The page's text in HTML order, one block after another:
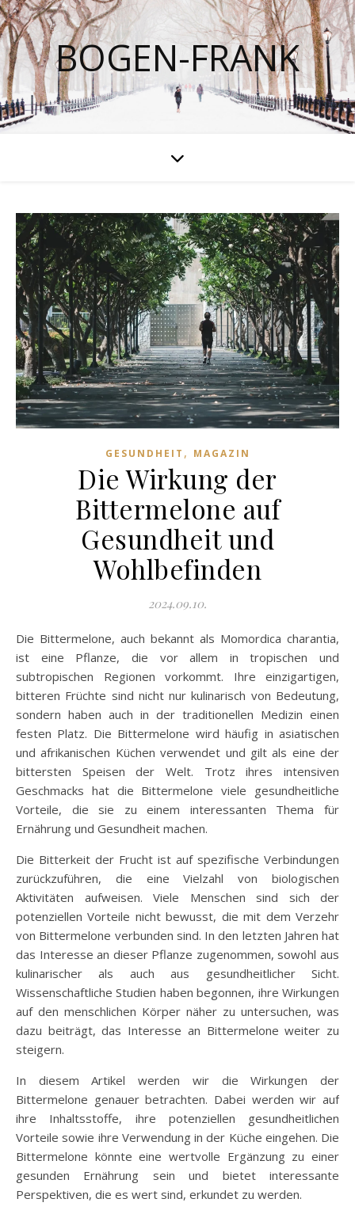
BOGEN-FRANK
GESUNDHEIT , MAGAZIN
Die Wirkung der
Bittermelone auf
Gesundheit und
Wohlbefinden
2024.09.10.
Die Bittermelone, auch bekannt als Momordica charantia,
ist eine Pflanze, die vor allem in tropischen und
subtropischen Regionen vorkommt. Ihre einzigartigen,
bitteren Früchte sind nicht nur kulinarisch von Bedeutung,
sondern haben auch in der traditionellen Medizin einen
festen Platz. Die Bittermelone wird häufig in asiatischen
und afrikanischen Küchen verwendet und gilt als eine der
bittersten Speisen der Welt. Trotz ihres intensiven
Geschmacks hat die Bittermelone viele gesundheitliche
Vorteile, die sie zu einem interessanten Thema für
Ernährung und Gesundheit machen.
Die Bitterkeit der Frucht ist auf spezifische Verbindungen
zurückzuführen, die eine Vielzahl von biologischen
Aktivitäten aufweisen. Viele Menschen sind sich der
potenziellen Vorteile nicht bewusst, die mit dem Verzehr
von Bittermelone verbunden sind. In den letzten Jahren hat
das Interesse an dieser Pflanze zugenommen, sowohl aus
kulinarischer als auch aus gesundheitlicher Sicht.
Wissenschaftliche Studien haben begonnen, ihre Wirkungen
auf den menschlichen Körper näher zu untersuchen, was
dazu beiträgt, das Interesse an Bittermelone weiter zu
steigern.
In diesem Artikel werden wir die Wirkungen der
Bittermelone genauer betrachten. Dabei werden wir auf
ihre Inhaltsstoffe, ihre potenziellen gesundheitlichen
Vorteile sowie ihre Verwendung in der Küche eingehen. Die
Bittermelone könnte eine wertvolle Ergänzung zu einer
gesunden Ernährung sein und bietet interessante
Perspektiven, die es wert sind, erkundet zu werden.